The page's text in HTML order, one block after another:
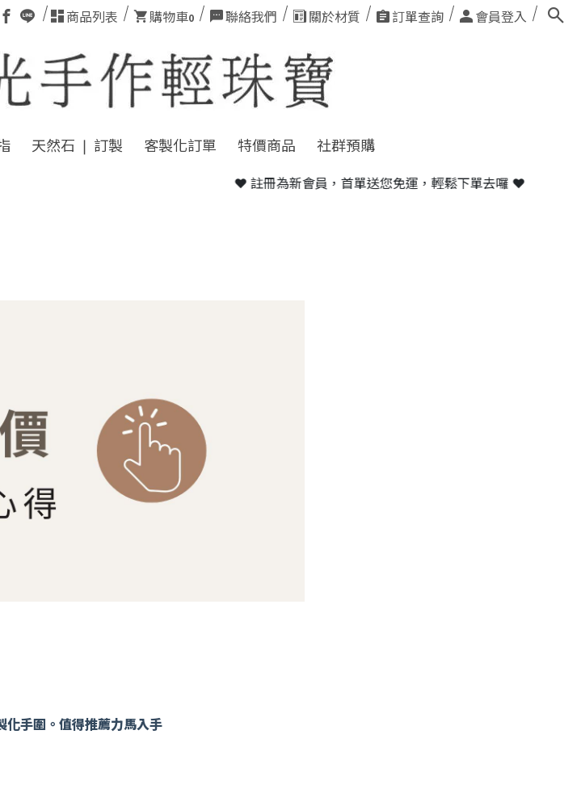
商品列表 購物車0 聯絡我們 關於材質 訂單查詢 會員登入
天然石 ❘ 訂製 客製化訂單 特價商品 社群預購
❤ 註冊為新會員，首單送您免運，輕鬆下單去囉 ❤
手圍。 值得推薦力馬入手